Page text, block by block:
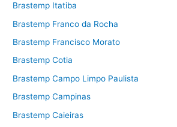
Brastemp Itatiba
Brastemp Franco da Rocha
Brastemp Francisco Morato
Brastemp Cotia
Brastemp Campo Limpo Paulista
Brastemp Campinas
Brastemp Caieiras